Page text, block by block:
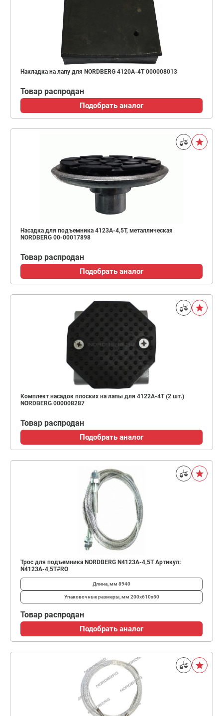
Накладка на лапу для NORDBERG 4120A-4T 000008013
Товар распродан
Подобрать аналог
Насадка для подъемника 4123A-4,5T, металлическая
NORDBERG 00-00017898
Товар распродан
Подобрать аналог
Комплект насадок плоских на лапы для 4122A-4T (2 шт.)
NORDBERG 000008287
Товар распродан
Подобрать аналог
Трос для подъемника NORDBERG N4123A-4,5T Артикул:
N4123A-4,5T#RO
Длина, мм 8940
Упаковочные размеры, мм 200x610x50
Товар распродан
Подобрать аналог